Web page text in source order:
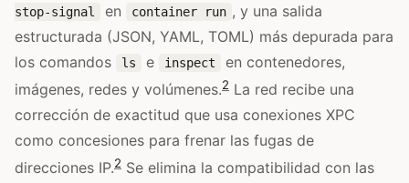
stop-signal
en container run , y una salida
estructurada (JSON, YAML, TOML) más depurada para
los comandos
ls e inspect
en contenedores,
imágenes, redes y volúmenes.2 La red recibe una
corrección de exactitud que usa conexiones XPC
como concesiones para frenar las fugas de
direcciones IP.2 Se elimina la compatibilidad con las